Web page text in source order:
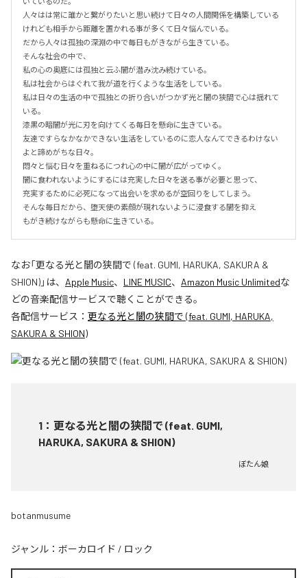
人々はは常に誰かと繋がりたいと思い続けて日々の人間関係を構築している
けれども相手から距離を置かれる事が多くて日々悩んでいる。
だから人々は孤独の深淵の中で毎日もがきながら生きている。
そんな社会の中で、
私の心の奥底には孤独と云ふ闇が潜み沈み続けている。
私は社会からはぐれて我が道を行くような生活をしている。
私は日々の生活の中で孤独との折り合いがつかず光と闇の狭間で心は揺れて
いる。
漆黒の暗闇が光に刃を向けてくる毎日を懸命に生きている。
友達ですらなかなかできない生活をしているのに恋人なんてできるわけない
よと諦めがちな日々。
悶々と悩む日々を重ねるにつれ心の中に闇が広がってゆく。
闇に食われないようにするには充実した日々を送る事が必要と思って、
充実するために必死になって出会いを求めるが空回りをしてしまう。
そんな毎日だから、堕天使の素顔が現れないように浸食する闇を抑え
もがき続けながらも懸命に生きている。
なお「更なる光と闇の狭間で (feat. GUMI, HARUKA, SAKURA &
SHION)」は、 Apple Music、 LINE MUSIC、 Amazon Music Unlimitedな
どの音楽配信サービスで聴くことができる。
各配信サービス： 更なる光と闇の狭間で (feat. GUMI, HARUKA,
SAKURA & SHION)
1 ： 更なる光と闇の狭間で (feat. GUMI,
HARUKA, SAKURA & SHION)
ぼたん娘
botanmusume
ジャンル： ボーカロイド / ロック